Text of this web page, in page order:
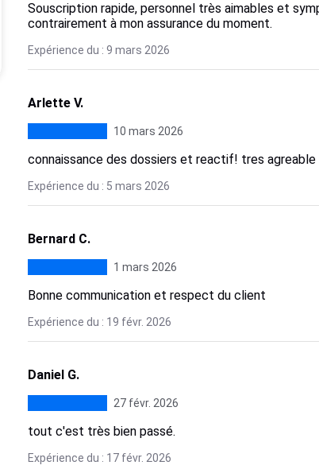
Souscription rapide, personnel très aimables et
contrairement à mon assurance du moment.
Expérience du : 9 mars 2026
Arlette V.
10 mars 2026
connaissance des dossiers et reactif! tres agreable
Expérience du : 5 mars 2026
Bernard C.
1 mars 2026
Bonne communication et respect du client
Expérience du : 19 févr. 2026
Daniel G.
27 févr. 2026
tout c'est très bien passé.
Expérience du : 17 févr. 2026